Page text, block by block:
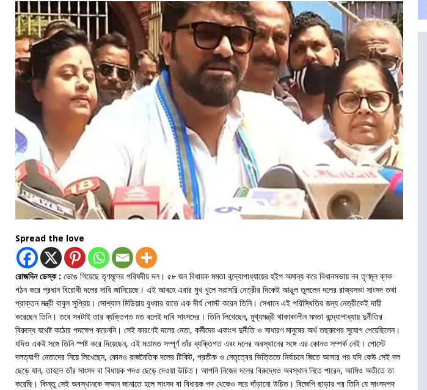
Spread the love
রোজদিন ডেস্ক : ভেঙে গিয়েছে তৃণমূলের পরিষদীয় দল। ৫৮ জন বিধায়ক মমতা বন্দ্যোপাধ্যায়ের হুইপ অমান্য করে বিধানসভায় নব তৃণমূল ব্লক
গঠন করে প্রধান বিরোধী দলের দাবি জানিয়েছে। এই আবহে এবার মুখ খুলে সরাসরি নেত্রীর দিকেই আঙুল তুললেন দলের রাজ্যসভা সাংসদ তথা
প্রাক্তন মন্ত্রী বাবুল সুপ্রিয়। সোশ্যাল মিডিয়ায় বুধবার রাতে এক দীর্ঘ পোস্ট করেন তিনি। সেখানে এই পরিস্থিতির জন্য নেত্রীকেই দায়ী
করেছেন তিনি। তবে সবটাই তার ব্যক্তিগত মত বলেই দাবি সাংসদের। তিনি লিখেছেন, মুখ্যমন্ত্রী থাকাকালীন মমতা বন্দ্যোপাধ্যায় দুর্নীতির
বিরুদ্ধে যথেষ্ট কঠোর পদক্ষেপ করেননি। সেই কারণেই দলের নেতা, কর্মীদের একাংশ দুর্নীতি ও সাধারণ মানুষের অর্থ তছরুপের সুযোগ পেয়েছিলেন।
যদিও একই সঙ্গে তিনি স্পষ্ট করে দিয়েছেন, এই মতামত সম্পূর্ণ তাঁর ব্যক্তিগত এবং দলের অবস্থানের সঙ্গে এর কোনও সম্পর্ক নেই। পোস্টে
দলত্যাগী নেতাদের নিয়ে লিখেছেন, কোনও রাজনৈতিক দলের টিকিট, প্রতীক ও নেতৃত্বের ভিত্তিতে নির্বাচনে জিতে আসার পর যদি কেউ সেই দল
ছেড়ে যান, তাহলে তাঁর সাংসদ বা বিধায়ক পদও ছেড়ে দেওয়া উচিত। আপনি নিজের দলের বিরুদ্ধেও অবস্থান নিতে পারেন, আমিও অতীতে তা
করেছি। কিন্তু সেই অবস্থানকে সম্মান জানাতে হলে সাংসদ বা বিধায়ক পদ থেকেও সরে দাঁড়ানো উচিত। বিজেপি ছাড়ার পর তিনি যে সাংসদপদ